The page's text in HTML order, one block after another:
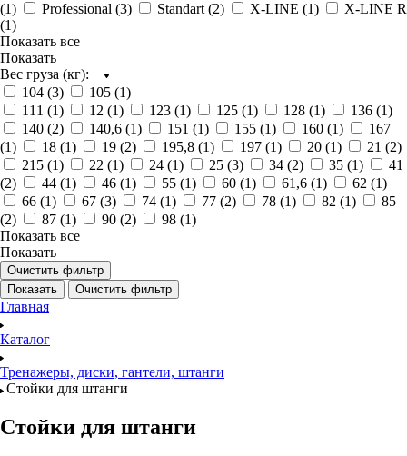
(1) Professional (3) Standart (2) X-LINE (1)
X-LINE R
(1)
Показать все
Показать
Вес груза (кг):
104 (3) 105 (1)
111 (1) 12 (1) 123 (1) 125 (1) 128 (1) 136 (1)
140 (2) 140,6 (1) 151 (1) 155 (1) 160 (1)
167
(1) 18 (1) 19 (2) 195,8 (1) 197 (1) 20 (1) 21 (2)
215 (1) 22 (1) 24 (1) 25 (3) 34 (2) 35 (1)
41
(2) 44 (1) 46 (1) 55 (1) 60 (1) 61,6 (1) 62 (1)
66 (1) 67 (3) 74 (1) 77 (2) 78 (1) 82 (1)
85
(2) 87 (1) 90 (2) 98 (1)
Показать все
Показать
Очистить фильтр
Показать
Очистить фильтр
Главная
Каталог
Тренажеры, диски, гантели, штанги
Стойки для штанги
Стойки для штанги